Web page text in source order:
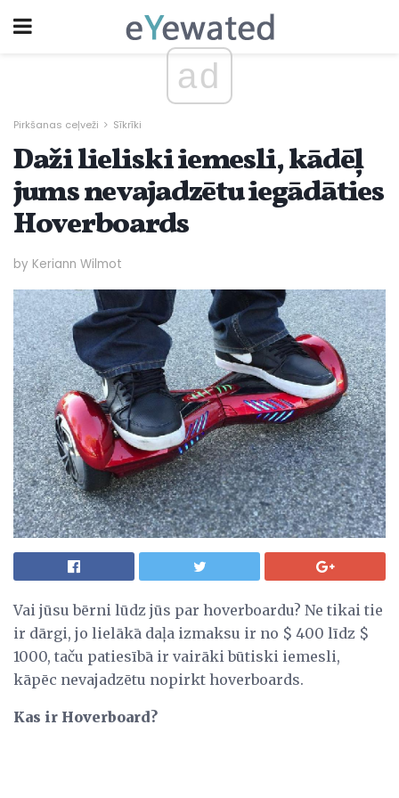
ad
Pirkšanas ceļveži Sīkrīki
Daži lieliski iemesli, kādēļ
jums nevajadzētu iegādāties
Hoverboards
by Keriann Wilmot
Vai jūsu bērni lūdz jūs par hoverboardu? Ne tikai tie
ir dārgi, jo lielākā daļa izmaksu ir no $ 400 līdz $
1000, taču patiesībā ir vairāki būtiski iemesli,
kāpēc nevajadzētu nopirkt hoverboards.
Kas ir Hoverboard?